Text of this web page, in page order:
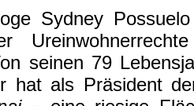
Sydney
seinen 79
hat als Präsident